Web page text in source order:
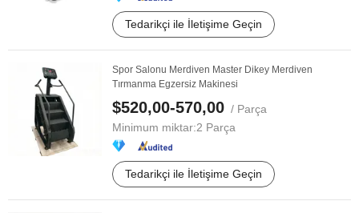
Tedarikçi ile İletişime Geçin
Spor Salonu Merdiven Master Dikey Merdiven
Tırmanma Egzersiz Makinesi
$520,00-570,00 / Parça
Minimum miktar:2 Parça
Tedarikçi ile İletişime Geçin